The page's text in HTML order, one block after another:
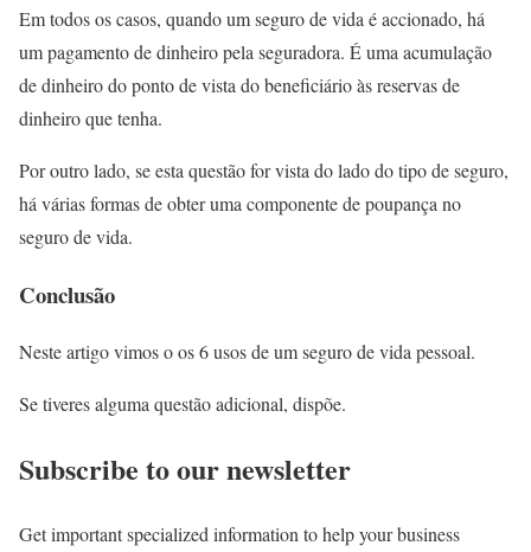
Em todos os casos, quando um seguro de vida é accionado, há
um pagamento de dinheiro pela seguradora. É uma acumulação
de dinheiro do ponto de vista do beneficiário às reservas de
dinheiro que tenha.
Por outro lado, se esta questão for vista do lado do tipo de seguro,
há várias formas de obter uma componente de poupança no
seguro de vida.
Conclusão
Neste artigo vimos o os 6 usos de um seguro de vida pessoal.
Se tiveres alguma questão adicional, dispõe.
Subscribe to our newsletter
Get important specialized information to help your business